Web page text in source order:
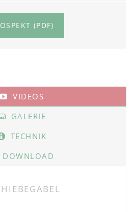
(PDF)
VIDEOS
GALERIE
TECHNIK
DOWNLOAD